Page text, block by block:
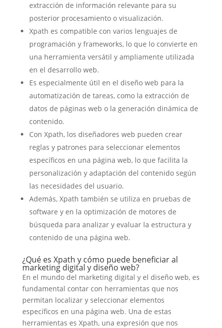
extracción de información relevante para su
posterior procesamiento o visualización.
Xpath es compatible con varios lenguajes de
programación y frameworks, lo que lo convierte en
una herramienta versátil y ampliamente utilizada
en el desarrollo web.
Es especialmente útil en el diseño web para la
automatización de tareas, como la extracción de
datos de páginas web o la generación dinámica de
contenido.
Con Xpath, los diseñadores web pueden crear
reglas y patrones para seleccionar elementos
específicos en una página web, lo que facilita la
personalización y adaptación del contenido según
las necesidades del usuario.
Además, Xpath también se utiliza en pruebas de
software y en la optimización de motores de
búsqueda para analizar y evaluar la estructura y
contenido de una página web.
¿Qué es Xpath y cómo puede beneficiar al
marketing digital y diseño web?
En el mundo del marketing digital y el diseño web, es
fundamental contar con herramientas que nos
permitan localizar y seleccionar elementos
específicos en una página web. Una de estas
herramientas es Xpath, una expresión que nos